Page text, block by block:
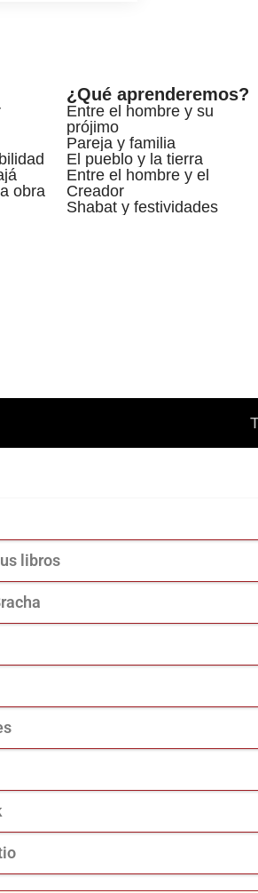
obra
¿Qué aprenderemos?
Entre el hombre y su
prójimo
Pareja y familia
El pueblo y la tierra
Entre el hombre y el
Creador
Shabat y festividades
libros